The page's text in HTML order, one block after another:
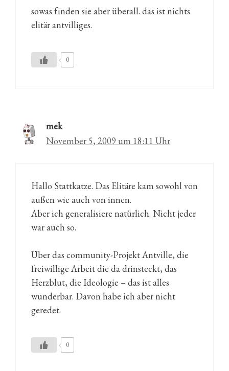
sowas finden sie aber überall. das ist nichts
elitär antvilliges.
0
mek
November 5, 2009 um 18:11 Uhr
Hallo Stattkatze. Das Elitäre kam sowohl von
außen wie auch von innen.
Aber ich generalisiere natürlich. Nicht jeder
war auch so.
Über das community-Projekt Antville, die
freiwillige Arbeit die da drinsteckt, das
Herzblut, die Ideologie – das ist alles
wunderbar. Davon habe ich aber nicht
geredet.
0